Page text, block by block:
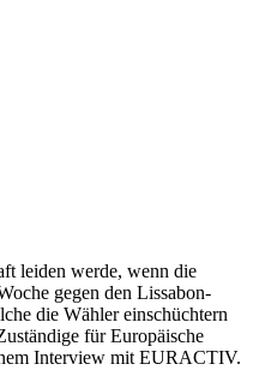
leiden werde, wenn die
gegen den Lissabon-
die Wähler einschüchtern
für Europäische
Interview mit EURACTIV.